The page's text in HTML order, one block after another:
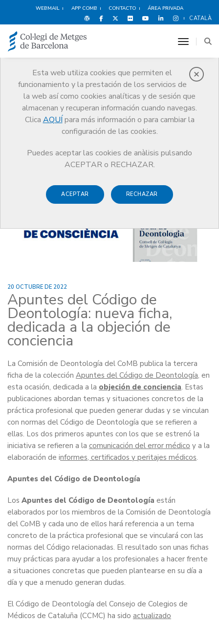
WEBMAIL APP COMB CONTACTO ÁREA PRIVADA
CATALÀ
Esta web utiliza cookies que permiten el
funcionamiento y la prestación de los servicios de
la web así como cookies analíticas y de sesión que
almacenan y recuperan información cuando navegas.
Clica AQUÍ para más información o para cambiar la
configuración de las cookies.
Puedes aceptar las cookies de anàlisis pulsando
ACEPTAR o RECHAZAR.
ACEPTAR RECHAZAR
toggle
Noticias
Comunicación
Noticias
Apuntes del Código de Deontología: nueva ficha, dedicada a la
objeción de conciencia
20 OCTUBRE DE 2022
Apuntes del Código de
Deontología: nueva ficha,
dedicada a la objeción de
conciencia
La Comisión de Deontología del CoMB publica la tercera
ficha de la colección Apuntes del Código de Deontología, en
esta ocasión, dedicada a la objeción de conciencia. Estas
publicaciones abordan temas y situaciones concretos de la
práctica profesional que pueden generar dudas y se vinculan
con normas del Código de Deontología que se refieren a
ellas. Los dos primeros apuntes con los que se estrenó la
iniciativa se refieren a la comunicación del error médico y a la
elaboración de informes, certificados y peritajes médicos.
Apuntes del Código de Deontología
Los Apuntes del Código de Deontología están
elaborados por los miembros de la Comisión de Deontología
del CoMB y cada uno de ellos hará referencia a un tema
concreto de la práctica profesional que se vinculará con las
normas del Código relacionadas. El resultado son unas fichas
muy prácticas para ayudar a los profesionales a hacer frente
a situaciones concretas que pueden plantearse en su día a
día y que a menudo generan dudas.
El Código de Deontología del Consejo de Colegios de
Médicos de Cataluña (CCMC) ha sido actualizado